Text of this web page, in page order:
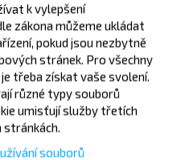
k vylepšení
zákona můžeme ukládat
pokud jsou nezbytně
stránek. Pro všechny
třeba získat vaše svolení.
různé typy souborů
umisťují služby třetích
stránkách.
souborů